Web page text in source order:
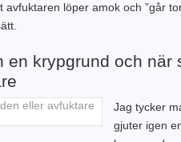
löper amok och ”går
en krypgrund och när
Jag tycker
gjuter igen